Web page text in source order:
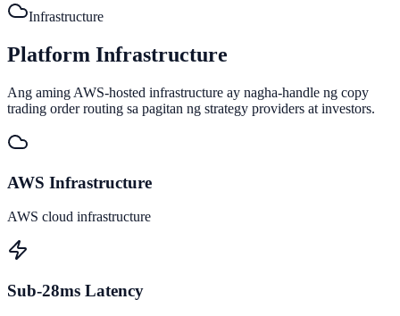
Infrastructure
Platform Infrastructure
Ang aming AWS-hosted infrastructure ay nagha-handle ng copy
trading order routing sa pagitan ng strategy providers at investors.
AWS Infrastructure
AWS cloud infrastructure
Sub-28ms Latency